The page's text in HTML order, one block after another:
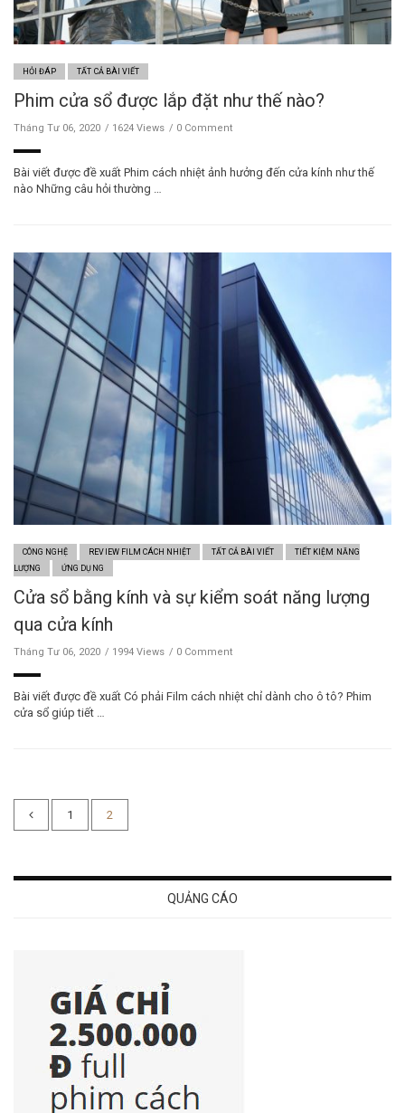
HỎI ĐÁP TẤT CẢ BÀI VIẾT
Phim cửa sổ được lắp đặt như thế nào?
Tháng Tư 06, 2020 1624 Views 0 Comment
Bài viết được đề xuất Phim cách nhiệt ảnh hưởng đến cửa kính như thế
nào Những câu hỏi thường …
CÔNG NGHỆ REVIEW FILM CÁCH NHIỆT TẤT CẢ BÀI VIẾT
TIẾT KIỆM NĂNG
LƯỢNG
ỨNG DỤNG
Cửa sổ bằng kính và sự kiểm soát năng lượng
qua cửa kính
Tháng Tư 06, 2020 1994 Views 0 Comment
Bài viết được đề xuất Có phải Film cách nhiệt chỉ dành cho ô tô? Phim
cửa sổ giúp tiết …
1 2
QUẢNG CÁO